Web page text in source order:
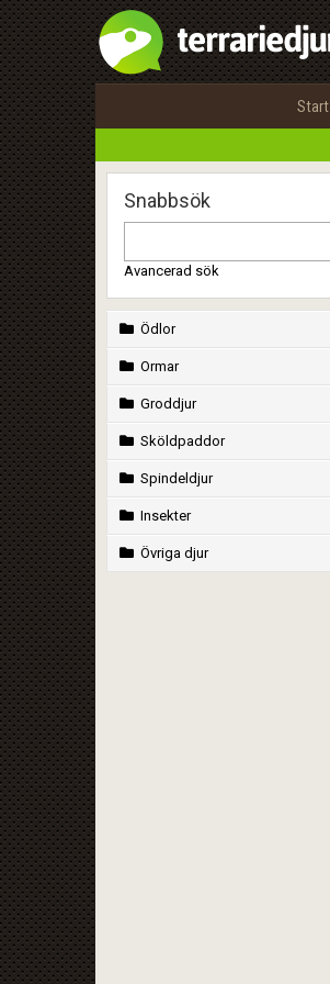
Start
Snabbsök
Avancerad sök
Ödlor
Ormar
Groddjur
Sköldpaddor
Spindeldjur
Insekter
Övriga djur